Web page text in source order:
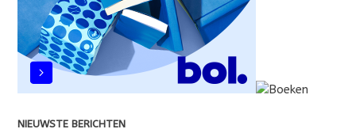
NIEUWSTE BERICHTEN